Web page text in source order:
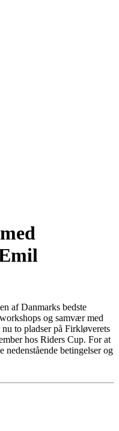
af Danmarks bedste
og samvær med
to pladser på Firkløverets
hos Riders Cup. For at
betingelser og